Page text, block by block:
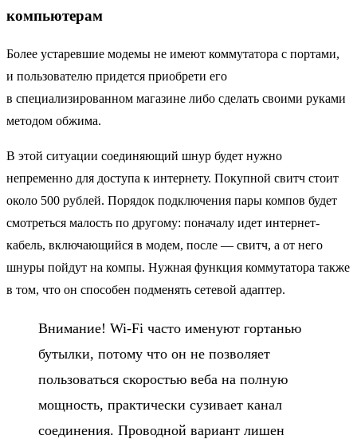
компьютерам
Более устаревшие модемы не имеют коммутатора с портами,
и пользователю придется приобрети его
в специализированном магазине либо сделать своими руками
методом обжима.
В этой ситуации соединяющий шнур будет нужно
непременно для доступа к интернету. Покупной свитч стоит
около 500 рублей. Порядок подключения пары компов будет
смотреться малость по другому: поначалу идет интернет-
кабель, включающийся в модем, после — свитч, а от него
шнуры пойдут на компы. Нужная функция коммутатора также
в том, что он способен подменять сетевой адаптер.
Внимание! Wi-Fi часто именуют гортанью
бутылки, потому что он не позволяет
пользоваться скоростью веба на полную
мощность, практически сузивает канал
соединения. Проводной вариант лишен